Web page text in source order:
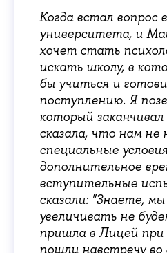
Когда встал вопрос
университета, и
хочет стать
искать школу, в
бы учиться и
поступлению. Я
который
сказала, что нам не
специальные
дополнительное
вступительные
сказали: "Знаете,
увеличивать не
пришла в Лицей
пошли навстречу во